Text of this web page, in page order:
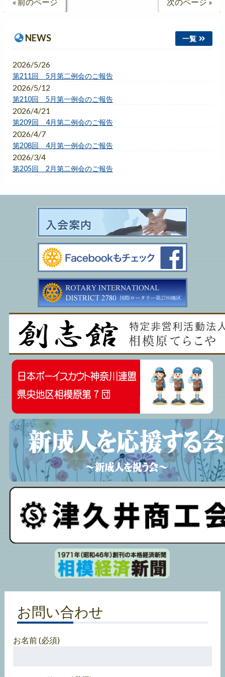
NEWS 一覧
2026/5/26
第211回 5月第二例会のご報告
2026/5/12
第210回 5月第一例会のご報告
2026/4/21
第209回 4月第二例会のご報告
2026/4/7
第208回 4月第一例会のご報告
2026/3/4
第205回 2月第二例会のご報告
お問い合わせ
お名前 (必須)